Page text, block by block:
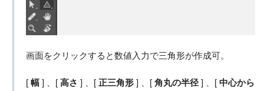
画面をクリックすると数値入力で三角形が作成可。
[ 幅] 、[ 高さ ] 、[ 正三角形] 、[ 角丸の半径] 、[ 中心から